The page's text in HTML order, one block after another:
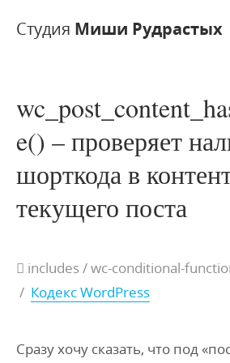
Студия Миши Рудрастых
e() – проверяет
шорткода в
текущего поста
includes / wc-conditional-
/ Кодекс WordPress
Сразу хочу сказать, что под